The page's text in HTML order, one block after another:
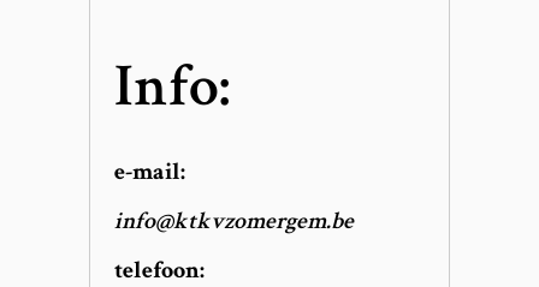
Info:
e-mail:
info@ktkvzomergem.be
telefoon: